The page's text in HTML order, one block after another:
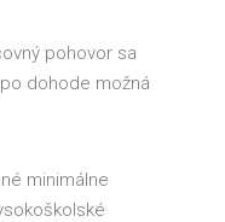
pohovor sa
dohode možná
minimálne